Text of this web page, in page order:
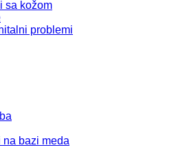
sa kožom
problemi
na bazi meda